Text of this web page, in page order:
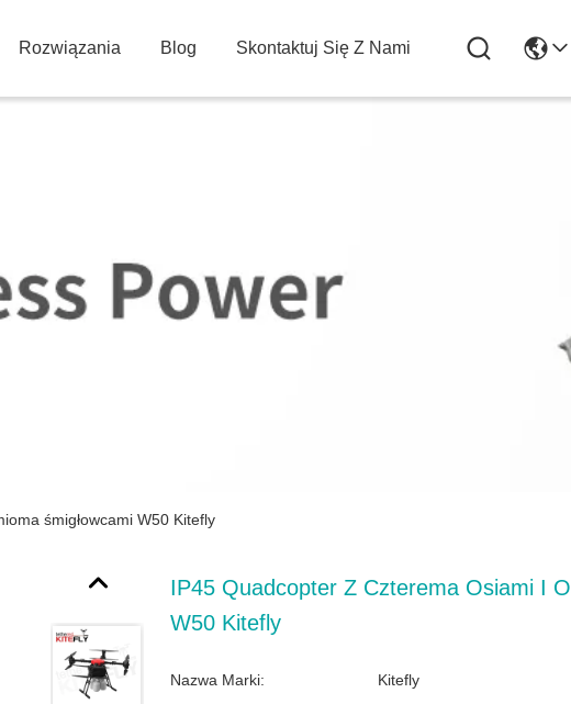
Rozwiązania Blog Skontaktuj Się Z Nami
śmigłowcami W50 Kitefly
IP45 Quadcopter Z Czterema Osiami I
W50 Kitefly
Nazwa Marki: Kitefly